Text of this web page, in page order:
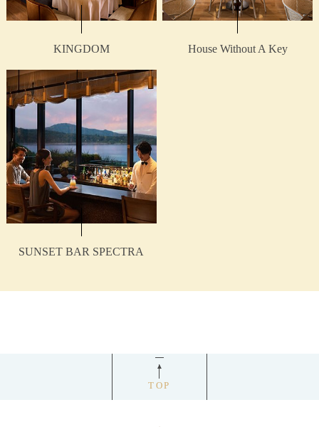
KINGDOM House Without A Key
SUNSET BAR SPECTRA
TOP